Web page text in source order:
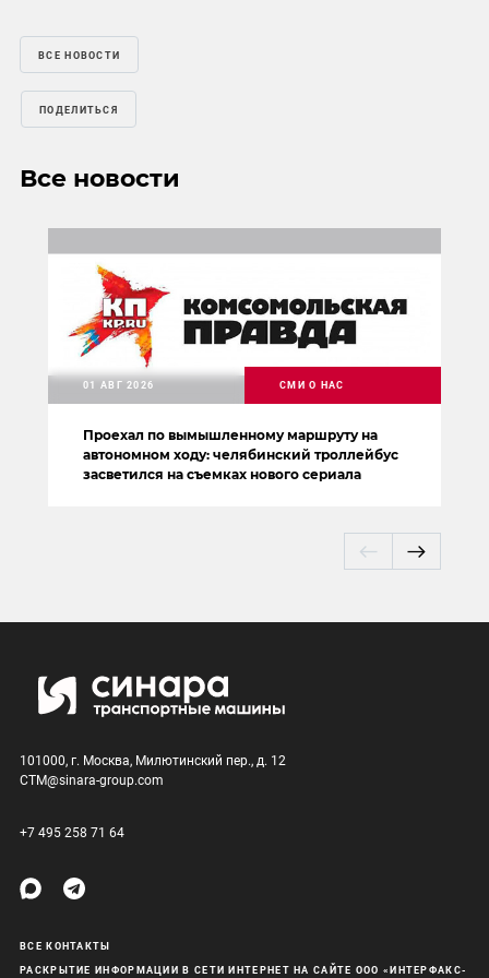
ВСЕ НОВОСТИ
ПОДЕЛИТЬСЯ
Все новости
Проехал по вымышленному маршруту на
автономном ходу: челябинский троллейбус
засветился на съемках нового сериала
01 АВГ 2026 СМИ О НАС
101000, г. Москва, Милютинский пер., д. 12
CTM@sinara-group.com
+7 495 258 71 64
ВСЕ КОНТАКТЫ
РАСКРЫТИЕ ИНФОРМАЦИИ В СЕТИ ИНТЕРНЕТ НА САЙТЕ ООО «ИНТЕРФАКС-